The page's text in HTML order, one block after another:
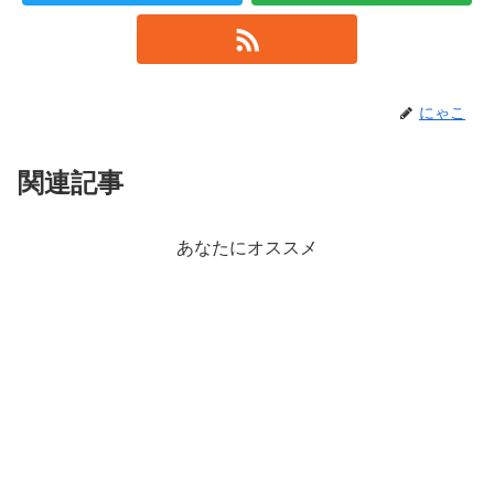
にゃこ
関連記事
あなたにオススメ